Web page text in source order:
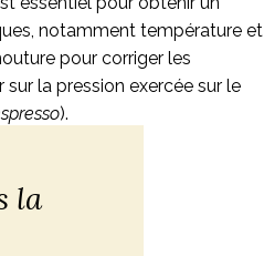
notamment température et
pour corriger les
la pression exercée sur le
).
barman
la